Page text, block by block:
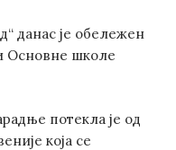
данас је обележен
Основне школе
потекла је од
која се